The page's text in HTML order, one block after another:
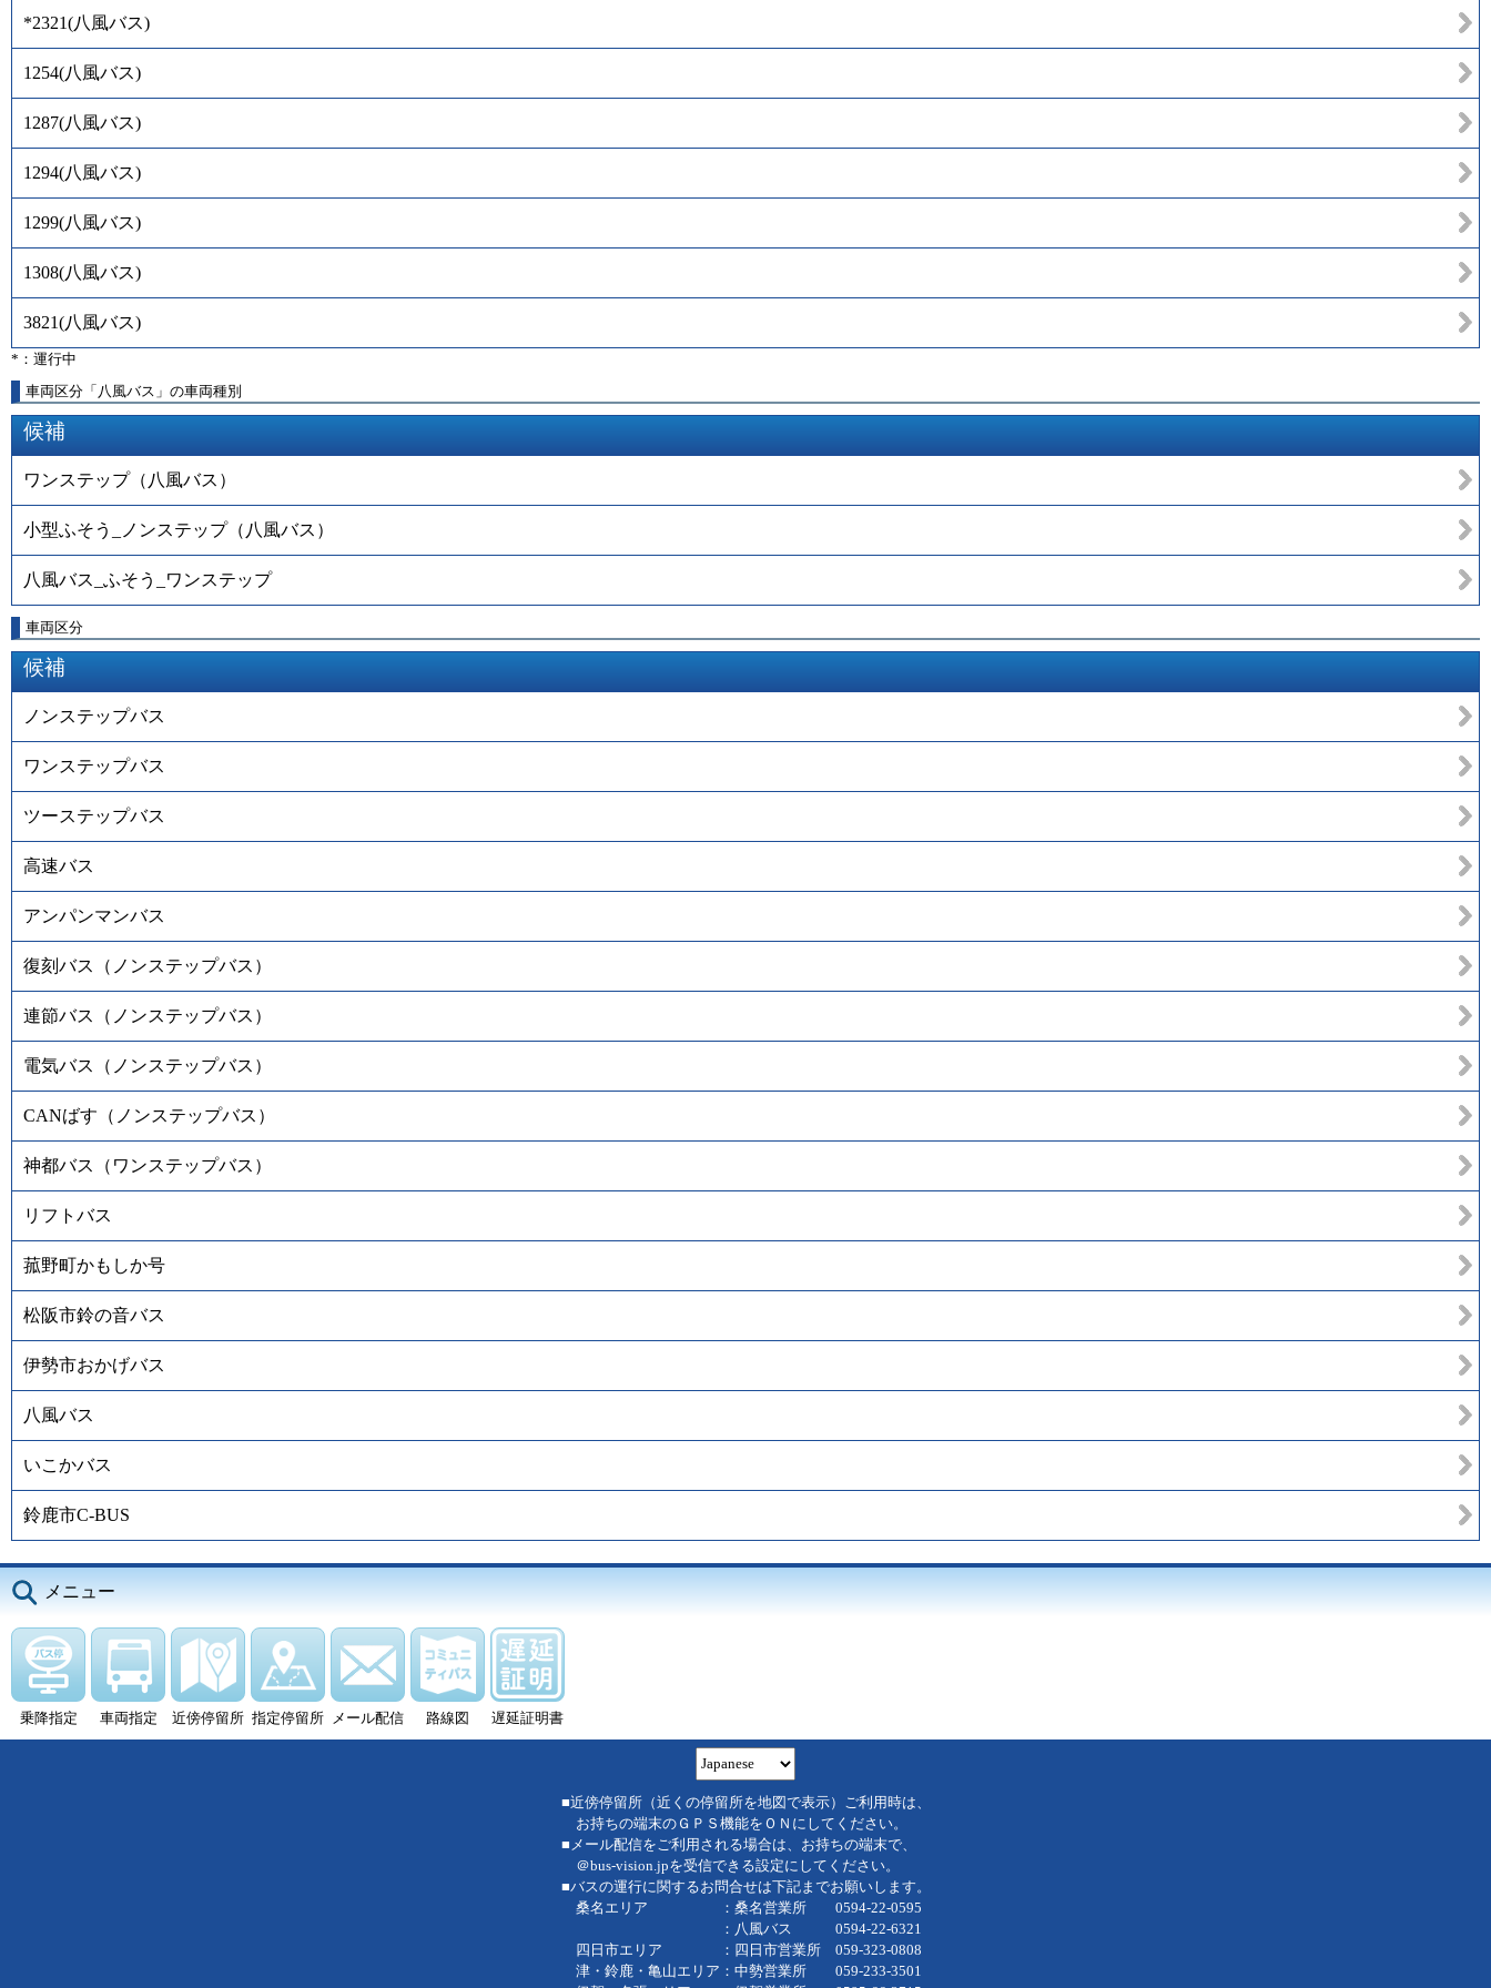
*2321(八風バス)
1254(八風バス)
1287(八風バス)
1294(八風バス)
1299(八風バス)
1308(八風バス)
3821(八風バス)
*：運行中
車両区分「八風バス」の車両種別
候補
ワンステップ（八風バス）
小型ふそう_ノンステップ（八風バス）
八風バス_ふそう_ワンステップ
車両区分
候補
ノンステップバス
ワンステップバス
ツーステップバス
高速バス
アンパンマンバス
復刻バス（ノンステップバス）
連節バス（ノンステップバス）
電気バス（ノンステップバス）
CANばす（ノンステップバス）
神都バス（ワンステップバス）
リフトバス
菰野町かもしか号
松阪市鈴の音バス
伊勢市おかげバス
八風バス
いこかバス
鈴鹿市C-BUS
メニュー
乗降指定 車両指定 近傍停留所 指定停留所 メール配信 路線図 遅延証明書
■近傍停留所（近くの停留所を地図で表示）ご利用時は、
お持ちの端末のＧＰＳ機能をＯＮにしてください。
■メール配信をご利用される場合は、お持ちの端末で、
＠bus-vision.jpを受信できる設定にしてください。
■バスの運行に関するお問合せは下記までお願いします。
桑名エリア ：桑名営業所 0594-22-0595
：八風バス 0594-22-6321
四日市エリア ：四日市営業所 059-323-0808
津・鈴鹿・亀山エリア：中勢営業所 059-233-3501